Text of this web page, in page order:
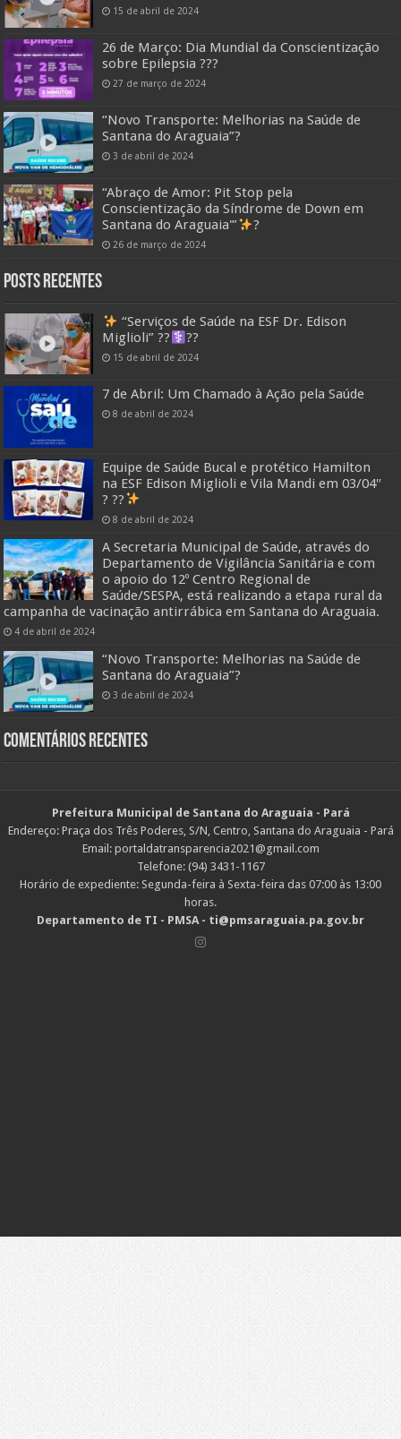
15 de abril de 2024
26 de Março: Dia Mundial da Conscientização
sobre Epilepsia ???
27 de março de 2024
“Novo Transporte: Melhorias na Saúde de
Santana do Araguaia”?
3 de abril de 2024
“Abraço de Amor: Pit Stop pela
Conscientização da Síndrome de Down em
Santana do Araguaia'”
?
26 de março de 2024
Posts Recentes
“Serviços de Saúde na ESF Dr. Edison
Miglioli” ??‍
??
15 de abril de 2024
7 de Abril: Um Chamado à Ação pela Saúde
8 de abril de 2024
Equipe de Saúde Bucal e protético Hamilton
na ESF Edison Miglioli e Vila Mandi em 03/04″
? ??
8 de abril de 2024
A Secretaria Municipal de Saúde, através do
Departamento de Vigilância Sanitária e com
o apoio do 12º Centro Regional de
Saúde/SESPA, está realizando a etapa rural da
campanha de vacinação antirrábica em Santana do Araguaia.
4 de abril de 2024
“Novo Transporte: Melhorias na Saúde de
Santana do Araguaia”?
3 de abril de 2024
Comentários Recentes
Prefeitura Municipal de Santana do Araguaia - Pará
Endereço: Praça dos Três Poderes, S/N, Centro, Santana do Araguaia - Pará
Email: portaldatransparencia2021@gmail.com
Telefone: (94) 3431-1167
Horário de expediente: Segunda-feira à Sexta-feira das 07:00 às 13:00
horas.
Departamento de TI - PMSA - ti@pmsaraguaia.pa.gov.br